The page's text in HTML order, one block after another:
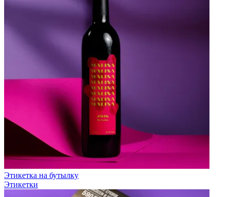
Этикетка на бутылку
Этикетки